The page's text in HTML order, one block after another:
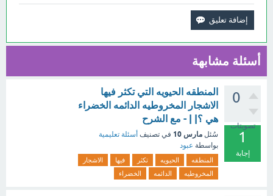
أسئلة مشابهة
0
تصويتات
1
إجابة
المنطقه الحيويه التي تكثر فيها
الاشجار المخروطيه الدائمه الخضراء
هي ؟| | - مع الشرح
سُئل مارس 10 في تصنيف أسئلة تعليمية
بواسطة عبود
المنطقه الحيويه تكثر فيها
الاشجار
المخروطيه
الدائمه الخضراء